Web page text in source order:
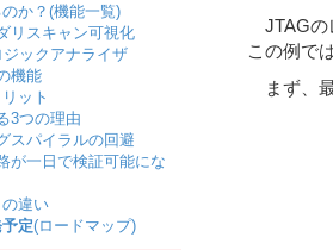
か？(機能一覧)
リスキャン可視化
ジックアナライザ
機能
ット
3つの理由
スパイラルの回避
が一日で検証可能にな
違い
定(ロードマップ)
JTAGの
この例で
まず、